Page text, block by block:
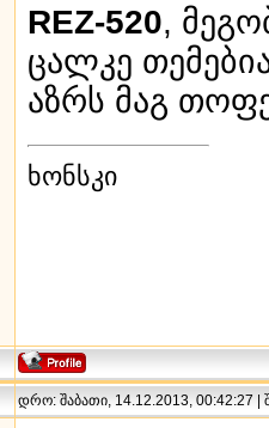
REZ-520,
ცალკე
აზრს მაგ
ხონსკი
დრო: შაბათი, 14.12.2013, 00:42:27 |